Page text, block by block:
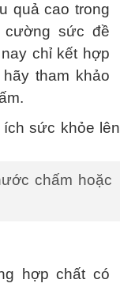
quả cao trong
cường sức đề
chỉ kết hợp
tham khảo
chấm hoặc
hợp chất có